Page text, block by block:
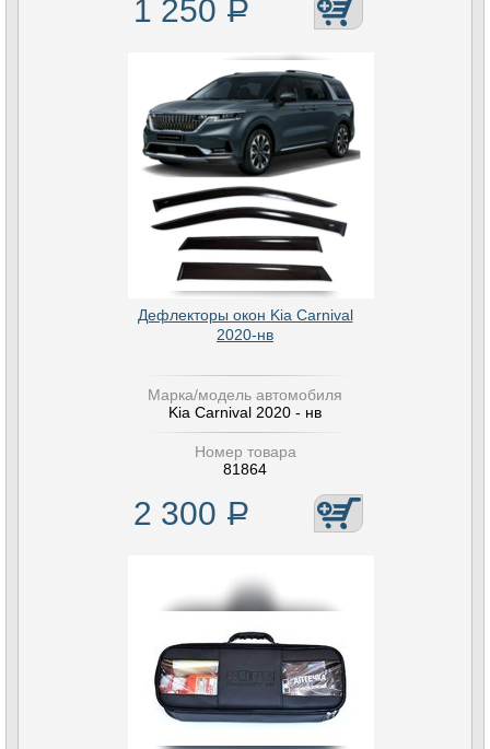
1 250 Р
Дефлекторы окон Kia Carnival
2020-нв
Марка/модель автомобиля
Kia Carnival 2020 - нв
Номер товара
81864
2 300 Р